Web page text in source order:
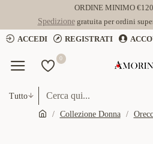
ORDINE MINIMO
Spedizionegratuita per ordini
ACCEDI
REGISTRATI
0
Tutto
Collezione Donna